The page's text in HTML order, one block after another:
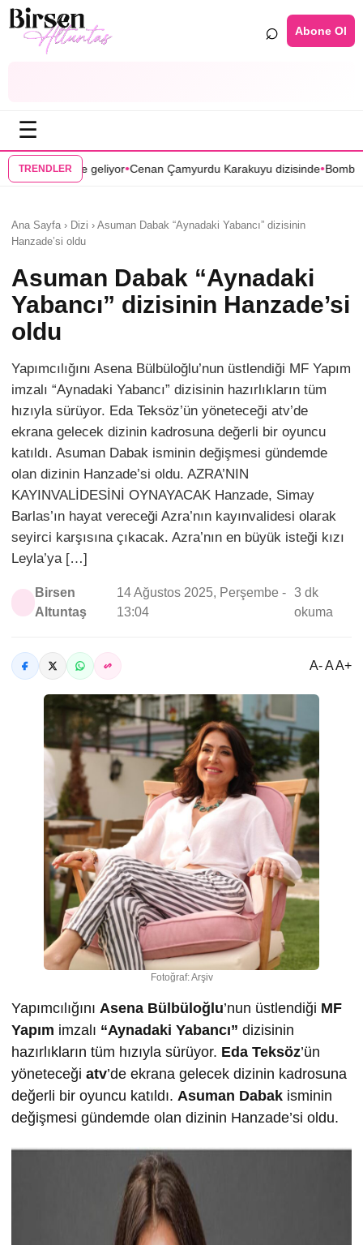
⌕ Abone Ol
☰
TRENDLER
Cenan Çamyurdu Karakuyu dizisinde•Bomba transfer! Caner
Ana Sayfa › Dizi › Asuman Dabak “Aynadaki Yabancı” dizisinin
Hanzade’si oldu
Asuman Dabak “Aynadaki
Yabancı” dizisinin Hanzade’si
oldu
Yapımcılığını Asena Bülbüloğlu’nun üstlendiği MF Yapım
imzalı “Aynadaki Yabancı” dizisinin hazırlıkların tüm
hızıyla sürüyor. Eda Teksöz’ün yöneteceği atv’de
ekrana gelecek dizinin kadrosuna değerli bir oyuncu
katıldı. Asuman Dabak isminin değişmesi gündemde
olan dizinin Hanzade’si oldu. AZRA’NIN
KAYINVALİDESİNİ OYNAYACAK Hanzade, Simay
Barlas’ın hayat vereceği Azra’nın kayınvalidesi olarak
seyirci karşısına çıkacak. Azra’nın en büyük isteği kızı
Leyla’ya […]
Birsen
Altuntaş
14 Ağustos 2025, Perşembe -
13:04
3 dk
okuma
A- A A+
Fotoğraf: Arşiv
Yapımcılığını Asena Bülbüloğlu’nun üstlendiği MF
Yapım imzalı “Aynadaki Yabancı” dizisinin
hazırlıkların tüm hızıyla sürüyor. Eda Teksöz’ün
yöneteceği atv’de ekrana gelecek dizinin kadrosuna
değerli bir oyuncu katıldı. Asuman Dabak isminin
değişmesi gündemde olan dizinin Hanzade’si oldu.